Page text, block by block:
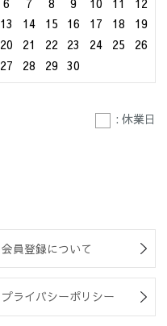
13
14 15 16 17 18
19
20
21 22 23 24 25
26
27
28 29 30
: 休業日
会員登録について
プライバシーポリシー